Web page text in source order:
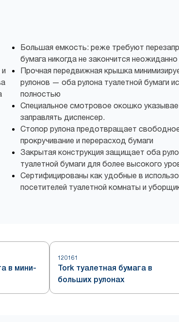
Большая емкость: реже требуют
бумага никогда не закончится неожиданно
Прочная передвижная крышка
рулонов — оба рулона туалетной бумаги
полностью
Специальное смотровое окошко
заправлять диспенсер.
Стопор рулона предотвращает
прокручивание и перерасход бумаги
Закрытая конструкция защищает оба
туалетной бумаги для более высокого
Сертифицированы как удобные в
посетителей туалетной комнаты и
в мини-
120161
Tork туалетная бумага в
больших рулонах